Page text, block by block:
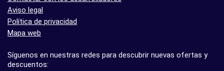
Aviso legal
Política de privacidad
Mapa web
Síguenos en nuestras redes para descubrir nuevas ofertas y
descuentos: